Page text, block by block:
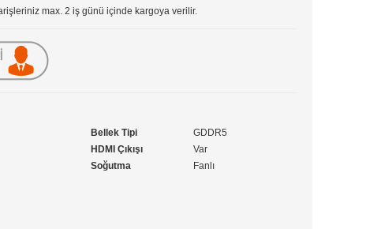
max. 2 iş günü içinde kargoya verilir.
Bellek Tipi
GDDR5
HDMI Çıkışı
Var
Soğutma
Fanlı